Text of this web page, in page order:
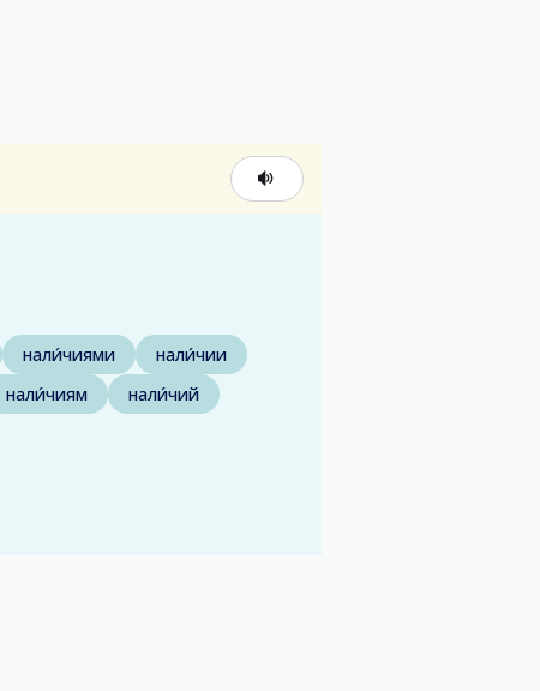
нали́чиями
нали́чии
нали́чиям
нали́чий